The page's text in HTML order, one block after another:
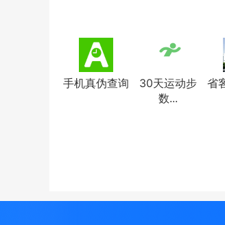
手机真伪查询
30天运动步
数...
省